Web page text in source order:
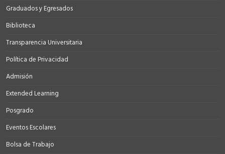
Graduados y Egresados
Biblioteca
Transparencia Universitaria
Política de Privacidad
Admisión
Extended Learning
Posgrado
Eventos Escolares
Bolsa de Trabajo